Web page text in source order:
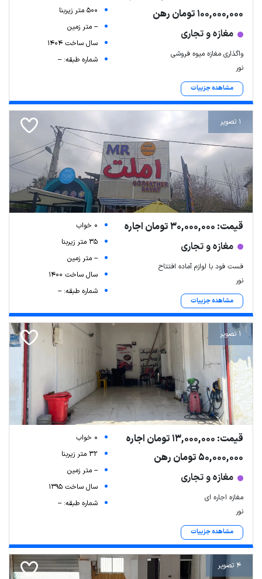
100,000,000 تومان رهن
مغازه و تجاری
واگذاری مغازه میوه فروشی
نور
مشاهده جزییات
500 متر زیربنا
-- متر زمین
سال ساخت 1404
شماره طبقه: --
1 تصویر
قیمت: 30,000,000 تومان اجاره
مغازه و تجاری
فست فود با لوازم آماده افتتاح
نور
مشاهده جزییات
0 خواب
35 متر زیربنا
-- متر زمین
سال ساخت 1400
شماره طبقه: --
1 تصویر
قیمت: 13,000,000 تومان اجاره
50,000,000 تومان رهن
مغازه و تجاری
مغازه اجاره ای
نور
مشاهده جزییات
0 خواب
32 متر زیربنا
-- متر زمین
سال ساخت 1395
شماره طبقه: --
4 تصویر